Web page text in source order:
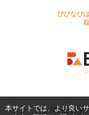
びびなび
-
お問い合わせ
本サイトでは、より良い